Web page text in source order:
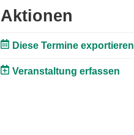
Aktionen
Diese Termine exportieren
Veranstaltung erfassen